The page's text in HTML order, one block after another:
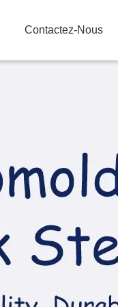
Contactez-Nous